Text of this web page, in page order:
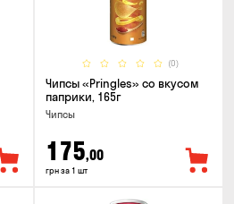
(0)
Чипсы «Pringles» со вкусом
паприки, 165г
Чипсы
175,00
грн за 1 шт